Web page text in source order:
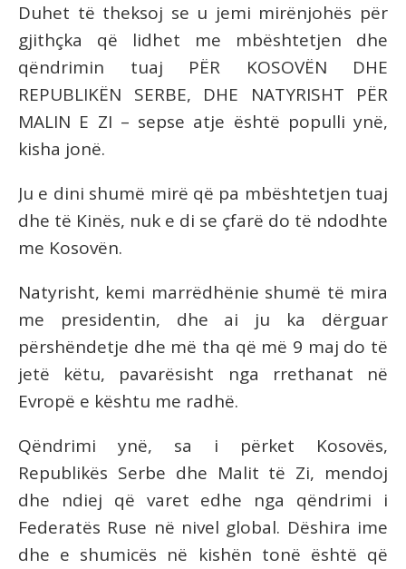
Duhet të theksoj se u jemi mirënjohës për
gjithçka që lidhet me mbështetjen dhe
qëndrimin tuaj PËR KOSOVËN DHE
REPUBLIKËN SERBE, DHE NATYRISHT PËR
MALIN E ZI – sepse atje është populli ynë,
kisha jonë.
Ju e dini shumë mirë që pa mbështetjen tuaj
dhe të Kinës, nuk e di se çfarë do të ndodhte
me Kosovën.
Natyrisht, kemi marrëdhënie shumë të mira
me presidentin, dhe ai ju ka dërguar
përshëndetje dhe më tha që më 9 maj do të
jetë këtu, pavarësisht nga rrethanat në
Evropë e kështu me radhë.
Qëndrimi ynë, sa i përket Kosovës,
Republikës Serbe dhe Malit të Zi, mendoj
dhe ndiej që varet edhe nga qëndrimi i
Federatës Ruse në nivel global. Dëshira ime
dhe e shumicës në kishën tonë është që